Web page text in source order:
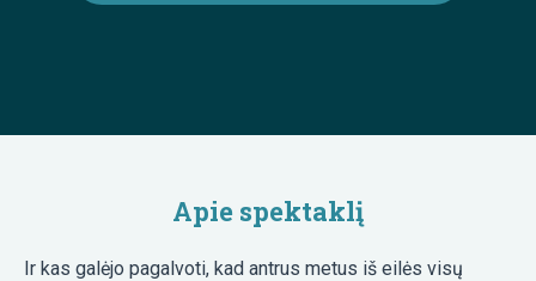
Apie spektaklį
Ir kas galėjo pagalvoti, kad antrus metus iš eilės visų